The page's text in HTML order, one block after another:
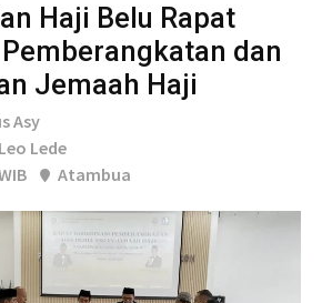
Haji Belu Rapat
dan
Jemaah Haji
Asy
Lede
Atambua